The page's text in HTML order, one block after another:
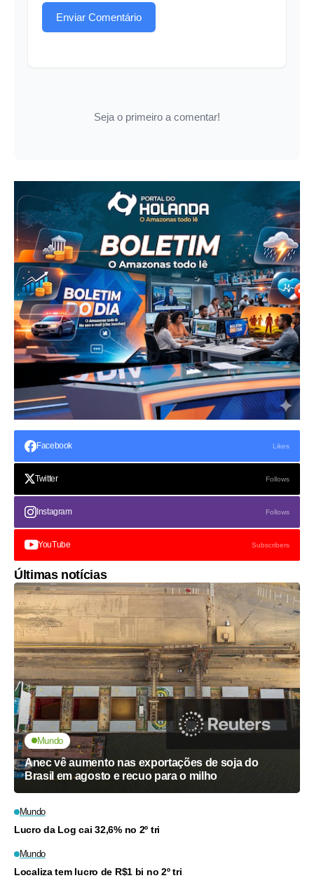
Enviar Comentário
Seja o primeiro a comentar!
Facebook Likes
Twitter Follows
Instagram Follows
YouTube Subscribers
Últimas notícias
Mundo
Anec vê aumento nas exportações de soja do
Brasil em agosto e recuo para o milho
Mundo
Lucro da Log cai 32,6% no 2º tri
Mundo
Localiza tem lucro de R$1 bi no 2º tri